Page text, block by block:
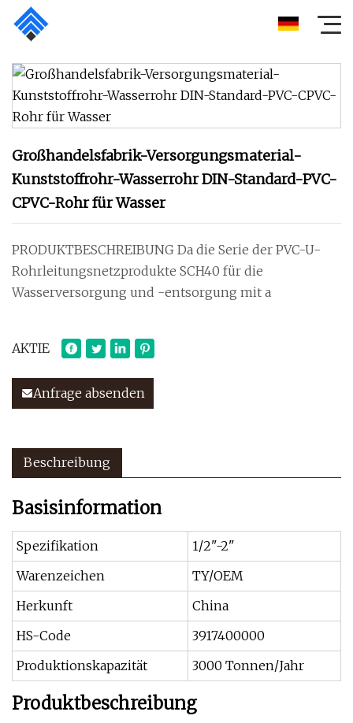
Großhandelsfabrik-Versorgungsmaterial-
Kunststoffrohr-Wasserrohr DIN-Standard-PVC-
CPVC-Rohr für Wasser
PRODUKTBESCHREIBUNG Da die Serie der PVC-U-
Rohrleitungsnetzprodukte SCH40 für die
Wasserversorgung und -entsorgung mit a
AKTIE
Anfrage absenden
Beschreibung
Basisinformation
Spezifikation
1/2"-2"
Warenzeichen
TY/OEM
Herkunft
China
HS-Code
3917400000
Produktionskapazität
3000 Tonnen/Jahr
Produktbeschreibung